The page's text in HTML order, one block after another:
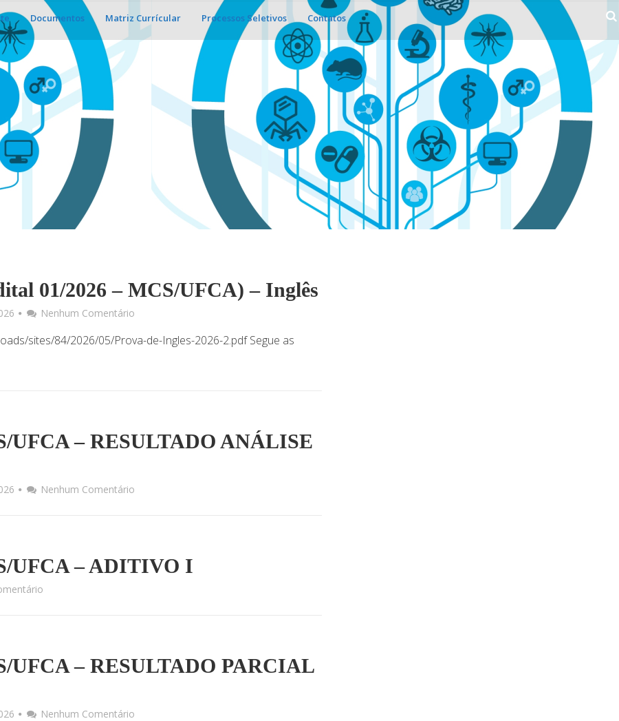
Documentos Matriz Currícular Processos Seletivos Contatos
01/2026 – MCS/UFCA) – Inglês
Nenhum Comentário
sites/84/2026/05/Prova-de-Ingles-2026-2.pdf Segue as
UFCA – RESULTADO ANÁLISE
Nenhum Comentário
UFCA – ADITIVO I
UFCA – RESULTADO PARCIAL
Nenhum Comentário